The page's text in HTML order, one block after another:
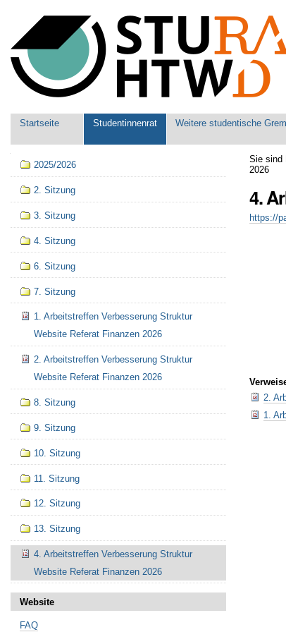
Werkzeuge
Sektionen
Startseite Studentinnenrat Weitere studentische
Sie sind
2026
4.
https://
2.
1.
Navigation
2025/2026
2. Sitzung
3. Sitzung
4. Sitzung
6. Sitzung
7. Sitzung
1. Arbeitstreffen Verbesserung Struktur
Website Referat Finanzen 2026
2. Arbeitstreffen Verbesserung Struktur
Website Referat Finanzen 2026
8. Sitzung
9. Sitzung
10. Sitzung
11. Sitzung
12. Sitzung
13. Sitzung
4. Arbeitstreffen Verbesserung Struktur
Website Referat Finanzen 2026
Website
FAQ